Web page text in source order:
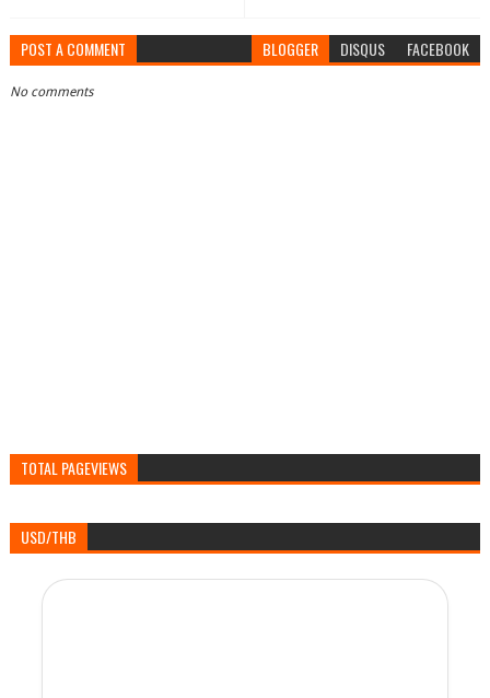
POST A COMMENT BLOGGER DISQUS FACEBOOK
No comments
TOTAL PAGEVIEWS
USD/THB